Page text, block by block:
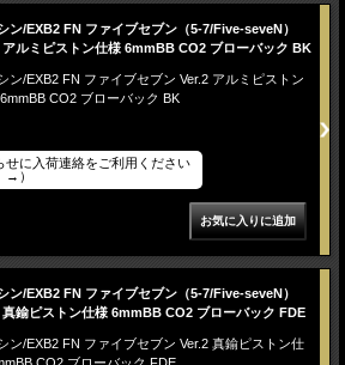
ン/EXB2 FN ファイブセブン（5-7/Five-seveN）
アルミピストン仕様 6mmBB CO2 ブローバック BK
ン/EXB2 FN ファイブセブン Ver.2 アルミピストン
CO2 ブローバック BK
せに入荷連絡をご利用ください
→）
ン/EXB2 FN ファイブセブン（5-7/Five-seveN）
真鍮ピストン仕様 6mmBB CO2 ブローバック FDE
ン/EXB2 FN ファイブセブン Ver.2 真鍮ピストン仕